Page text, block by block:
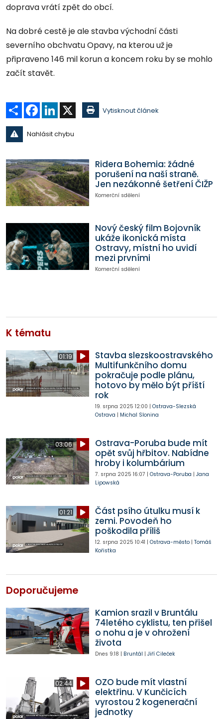
doprava vrátí zpět do obcí.
Na dobré cestě je ale stavba východní části
severního obchvatu Opavy, na kterou už je
připraveno 146 mil korun a koncem roku by se mohlo
začít stavět.
Sdílet Facebook
LinkedIn Vytisknout článek
Nahlásit chybu
Ridera Bohemia: žádné
porušení na naší straně.
Jen nezákonné šetření ČIŽP
Komerční sdělení
Nový český film Bojovník
ukáže ikonická místa
Ostravy, místní ho uvidí
mezi prvními
Komerční sdělení
K tématu
01:19
Stavba slezskoostravského
Multifunkčního domu
pokračuje podle plánu,
hotovo by mělo být příští
rok
19. srpna 2025 12:00 | Ostrava-Slezská
Ostrava | Michal Slonina
03:06
Ostrava-Poruba bude mít
opět svůj hřbitov. Nabídne
hroby i kolumbárium
7. srpna 2025 16:07 | Ostrava-Poruba | Jana
Lipowská
01:21
Část psího útulku musí k
zemi. Povodeň ho
poškodila příliš
12. srpna 2025 10:41 | Ostrava-město| Tomáš
Kořistka
Doporučujeme
Kamion srazil v Bruntálu
74letého cyklistu, ten přišel
o nohu a je v ohrožení
života
Dnes 9:18 | Bruntál | Jiří Cileček
02:44
OZO bude mít vlastní
elektřinu. V Kunčicích
vyrostou 2 kogenerační
jednotky